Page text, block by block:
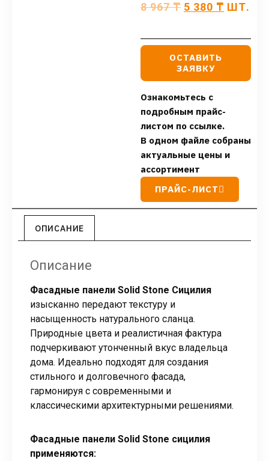
8 967₸ 5 380 ₸ ШТ.
ОСТАВИТЬ
ЗАЯВКУ
Ознакомьтесь с
подробным прайс-
листом по ссылке.
В одном файле собраны
актуальные цены и
ассортимент
ПРАЙС-ЛИСТ
ОПИСАНИЕ
Описание
Фасадные панели Solid Stone Сицилия
изысканно передают текстуру и
насыщенность натурального сланца.
Природные цвета и реалистичная фактура
подчеркивают утонченный вкус владельца
дома. Идеально подходят для создания
стильного и долговечного фасада,
гармонируя с современными и
классическими архитектурными решениями.
Фасадные панели Solid Stone сицилия
применяются: